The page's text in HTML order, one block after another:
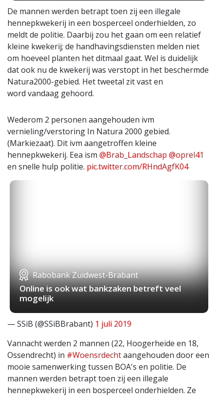
De mannen werden betrapt toen zij een illegale
hennepkwekerij in een bosperceel onderhielden, zo
meldt de politie. Daarbij zou het gaan om een relatief
kleine kwekerij; de handhavingsdiensten melden niet
om hoeveel planten het ditmaal gaat. Wel is duidelijk
dat ook nu de kwekerij was verstopt in het beschermde
Natura2000-gebied. Het tweetal zit vast en
word vandaag gehoord.
Wederom 2 personen aangehouden ivm
vernieling/verstoring In Natura 2000 gebied.
(Markiezaat). Dit ivm aangetroffen kleine
hennepkwekerij. Eea ism @Brab_Landschap @oprel41
en snelle hulp politie. pic.twitter.com/RHndAgfK04
Rabobank Zuidwest-Brabant
Online is ook wat bankzaken betreft veel
mogelijk
— SSiB (@SSiBBrabant) 1 juli 2019
Vannacht werden 2 mannen (22, Hoogerheide en 18,
Ossendrecht) in #Woensrdechtaangehouden door een
mooie samenwerking tussen BOA's en politie. De
mannen werden betrapt toen zij een illegale
hennepkwekerij in een bosperceel onderhielden. Ze